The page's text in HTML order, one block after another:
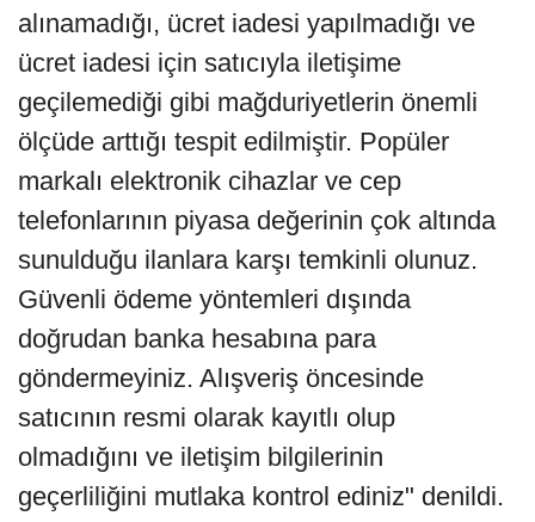
alınamadığı, ücret iadesi yapılmadığı ve
ücret iadesi için satıcıyla iletişime
geçilemediği gibi mağduriyetlerin önemli
ölçüde arttığı tespit edilmiştir. Popüler
markalı elektronik cihazlar ve cep
telefonlarının piyasa değerinin çok altında
sunulduğu ilanlara karşı temkinli olunuz.
Güvenli ödeme yöntemleri dışında
doğrudan banka hesabına para
göndermeyiniz. Alışveriş öncesinde
satıcının resmi olarak kayıtlı olup
olmadığını ve iletişim bilgilerinin
geçerliliğini mutlaka kontrol ediniz" denildi.